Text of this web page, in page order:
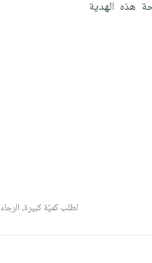
هذه الهدية
لطلب كميّة كبيرة،